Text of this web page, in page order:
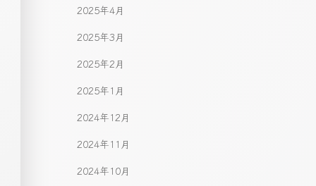
2025年4月
2025年3月
2025年2月
2025年1月
2024年12月
2024年11月
2024年10月